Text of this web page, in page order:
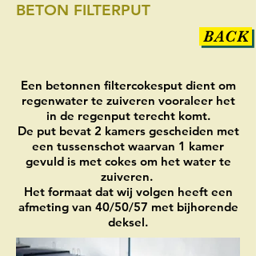
BETON FILTERPUT
BACK
Een betonnen filtercokesput dient om
regenwater te zuiveren vooraleer het
in de regenput terecht komt.
De put bevat 2 kamers gescheiden met
een tussenschot waarvan 1 kamer
gevuld is met cokes om het water te
zuiveren.
Het formaat dat wij volgen heeft een
afmeting van 40/50/57 met bijhorende
deksel.